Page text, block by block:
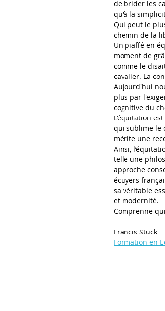
de brider les
qu'à la
Qui peut le
chemin de la
Un piaffé en
moment de
comme le
cavalier. La
Aujourd'hui
plus par
cognitive du
L’équitation
qui sublime le
mérite une
Ainsi,
telle une
approche
écuyers
sa véritable
et modernité.
Comprenne
Francis Stuck
Formation en